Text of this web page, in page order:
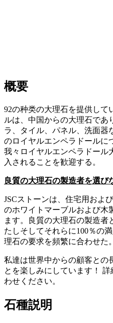
概要
92の种类の大理石を提供して
ルは、中国からの大理石であ
ラ、タイル、パネル、洗面器
のロイヤルエンペラドールに
我々ロイヤルエンペラドール
入されることを歓迎する。
良質の大理石の製造者を選び
JSCストーンは、住宅用およ
のホワイトマーブルおよび木
ます。良質の大理石の製造
たしそしてそれらに100％の
理石の要求を頻繁に合わせた。
私達は世界中からの顧客との
とを楽しみにしています！
わせください。
石種説明